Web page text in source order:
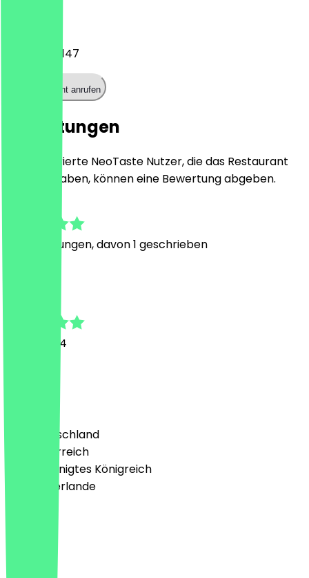
+31208225147
Restaurant anrufen
Bewertungen
Nur registrierte NeoTaste Nutzer, die das Restaurant
besucht haben, können eine Bewertung abgeben.
Bewertungen, davon 1 geschrieben
21. Juli 2024
🇩🇪 Deutschland
🇦🇹 Österreich
🇬🇧 Vereinigtes Königreich
🇳🇱 Niederlande
Deutsch
English